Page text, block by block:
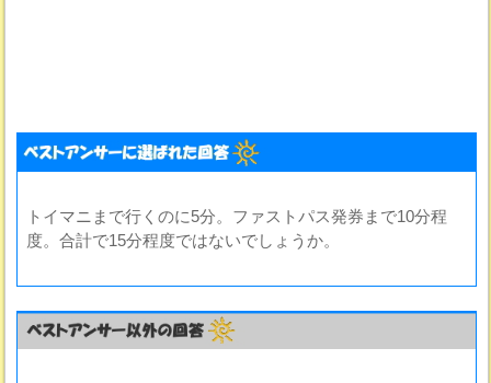
トイマニまで行くのに5分。ファストパス発券まで10分程
度。合計で15分程度ではないでしょうか。